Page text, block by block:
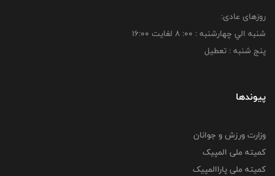
روزهای عادی:
شنبه الي چهارشنبه : 00: 8 لغايت 16:00
پنج شنبه : تعطیل
پیوندها
وزارت ورزش و جوانان
کمیته ملی المپیک
کمیته ملی پاراالمپیک